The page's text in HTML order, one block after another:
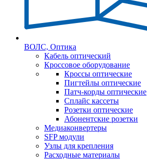
ВОЛС, Оптика
Кабель оптический
Кроссовое оборудование
Кроссы оптические
Пигтейлы оптические
Патч-корды оптические
Сплайс кассеты
Розетки оптические
Абонентские розетки
Медиаконвертеры
SFP модули
Узлы для крепления
Расходные материалы